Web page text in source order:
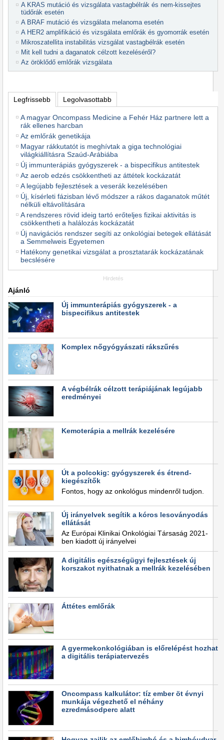
A KRAS mutáció és vizsgálata vastagbélrák és nem-kissejtes
tüdőrák esetén
A BRAF mutáció és vizsgálata melanoma esetén
A HER2 amplifikáció és vizsgálata emlőrák és gyomorrák esetén
Mikroszatellita instabilitás vizsgálat vastagbélrák esetén
Mit kell tudni a daganatok célzott kezeléséről?
Az öröklődő emlőrák vizsgálata
Legfrissebb Legolvasottabb
A magyar Oncompass Medicine a Fehér Ház partnere lett a
rák ellenes harcban
Az emlőrák genetikája
Magyar rákkutatót is meghívtak a giga technológiai
világkiállításra Szaúd-Arábiába
Új immunterápiás gyógyszerek - a bispecifikus antitestek
Az aerob edzés csökkentheti az áttétek kockázatát
A legújabb fejlesztések a veserák kezelésében
Új, kísérleti fázisban lévő módszer a rákos daganatok műtét
nélküli eltávolítására
A rendszeres rövid ideig tartó erőteljes fizikai aktivitás is
csökkentheti a halálozás kockázatát
Új navigációs rendszer segíti az onkológiai betegek ellátását
a Semmelweis Egyetemen
Hatékony genetikai vizsgálat a prosztatarák kockázatának
becslésére
Hirdetés
Ajánló
Új immunterápiás gyógyszerek - a
bispecifikus antitestek
Komplex nőgyógyászati rákszűrés
A végbélrák célzott terápiájának legújabb
eredményei
Kemoterápia a mellrák kezelésére
Út a polcokig: gyógyszerek és étrend-
kiegészítők
Fontos, hogy az onkológus mindenről tudjon.
Új irányelvek segítik a kóros lesoványodás
ellátását
Az Európai Klinikai Onkológiai Társaság 2021-
ben kiadott új irányelvei
A digitális egészségügyi fejlesztések új
korszakot nyithatnak a mellrák kezelésében
Áttétes emlőrák
A gyermekonkológiában is előrelépést hozhat
a digitális terápiatervezés
Oncompass kalkulátor: tíz ember öt évnyi
munkája végezhető el néhány
ezredmásodperc alatt